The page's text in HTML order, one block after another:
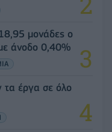
μονάδες ο
άνοδο 0,40%
έργα σε όλο